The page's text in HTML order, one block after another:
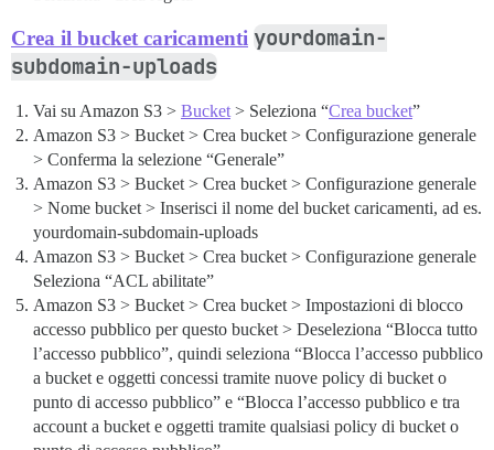
Crea il bucket caricamenti yourdomain-
subdomain-uploads
Vai su Amazon S3 > Bucket > Seleziona “Crea bucket”
Amazon S3 > Bucket > Crea bucket > Configurazione generale
> Conferma la selezione “Generale”
Amazon S3 > Bucket > Crea bucket > Configurazione generale
> Nome bucket > Inserisci il nome del bucket caricamenti, ad es.
yourdomain-subdomain-uploads
Amazon S3 > Bucket > Crea bucket > Configurazione generale
Seleziona “ACL abilitate”
Amazon S3 > Bucket > Crea bucket > Impostazioni di blocco
accesso pubblico per questo bucket > Deseleziona “Blocca tutto
l’accesso pubblico”, quindi seleziona “Blocca l’accesso pubblico
a bucket e oggetti concessi tramite nuove policy di bucket o
punto di accesso pubblico” e “Blocca l’accesso pubblico e tra
account a bucket e oggetti tramite qualsiasi policy di bucket o